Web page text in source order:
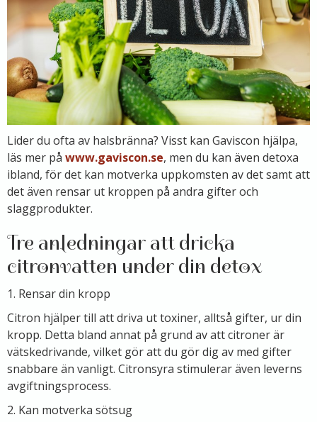
Lider du ofta av halsbränna? Visst kan Gaviscon hjälpa,
läs mer på www.gaviscon.se, men du kan även detoxa
ibland, för det kan motverka uppkomsten av det samt att
det även rensar ut kroppen på andra gifter och
slaggprodukter.
Tre anledningar att dricka
citronvatten under din detox
1. Rensar din kropp
Citron hjälper till att driva ut toxiner, alltså gifter, ur din
kropp. Detta bland annat på grund av att citroner är
vätskedrivande, vilket gör att du gör dig av med gifter
snabbare än vanligt. Citronsyra stimulerar även leverns
avgiftningsprocess.
2. Kan motverka sötsug